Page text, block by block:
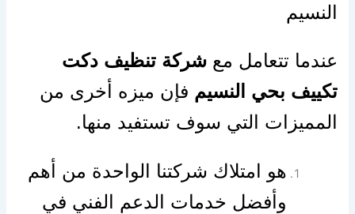
النسيم
عندما تتعامل معشركة تنظيف دكت
تكييف بحي النسيم فإن ميزه أخرى من
المميزات التي سوف تستفيد منها.
هو امتلاك شركتنا الواحدة من أهم
وأفضل خدمات الدعم الفني في